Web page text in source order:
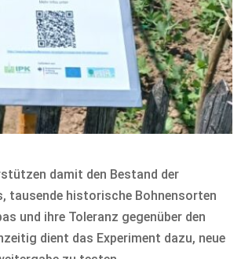
damit den Bestand der
tausende historische Bohnensorten
und ihre Toleranz gegenüber den
dient das Experiment dazu, neue